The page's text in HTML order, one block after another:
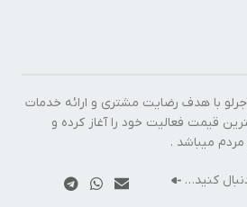
آجرلو با هدف رضایت مشتری و ارائه خدمات
قیمت فعالیت خود را آغاز کرده و
میباشد .
کنید…